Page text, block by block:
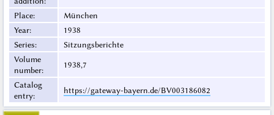
Place:
München
Year:
1938
Series:
Sitzungsberichte
Volume
number:
1938,7
Catalog
entry:
https://gateway-bayern.de/BV003186082